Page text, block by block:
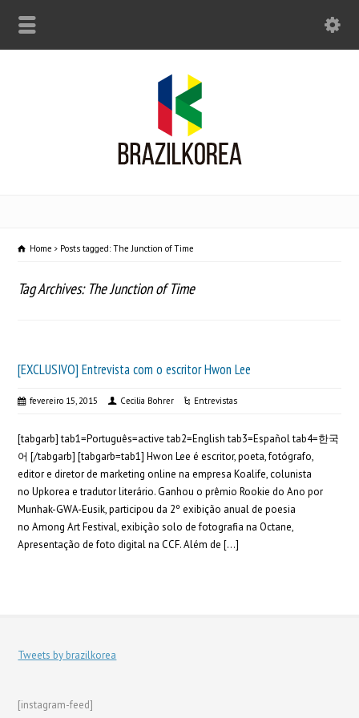
Home Posts tagged: The Junction of Time
Tag Archives: The Junction of Time
[EXCLUSIVO] Entrevista com o escritor Hwon Lee
fevereiro 15, 2015 Cecilia Bohrer Entrevistas
[tabgarb] tab1=Português=active tab2=English tab3=Español tab4=한국
어 [/tabgarb] [tabgarb=tab1] Hwon Lee é escritor, poeta, fotógrafo,
editor e diretor de marketing online na empresa Koalife, colunista
no Upkorea e tradutor literário. Ganhou o prêmio Rookie do Ano por
Munhak-GWA-Eusik, participou da 2º exibição anual de poesia
no Among Art Festival, exibição solo de fotografia na Octane,
Apresentação de foto digital na CCF. Além de […]
Tweets by brazilkorea
[instagram-feed]